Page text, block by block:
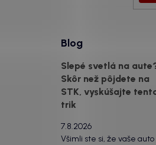
Blog
Slepé svetlá na
Skôr než pôjdete na
STK, vyskúšajte
trik
7.8.2026
Všimli ste si, že vaše auto